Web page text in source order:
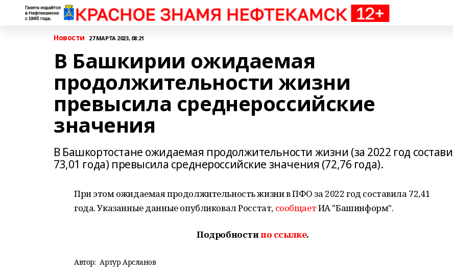
Новости 27 МАРТА 2023, 08:21
В Башкирии ожидаемая
продолжительности жизни
превысила среднероссийские
значения
В Башкортостане ожидаемая продолжительности жизни (за 2022 год
73,01 года) превысила среднероссийские значения (72,76 года).
При этом ожидаемая продолжительность жизни в ПФО за 2022 год составила 72,41
года. Указанные данные опубликовал Росстат, сообщаетИА "Башинформ".
Подробностипо ссылке.
Автор: Артур Арсланов